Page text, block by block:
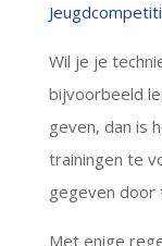
Wil je je
bijvoorbeeld
geven, dan is
trainingen te
gegeven door
Met enige